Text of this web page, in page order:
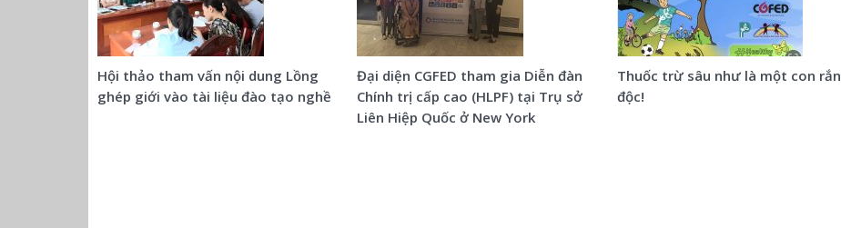
Hội thảo tham vấn nội dung Lồng
ghép giới vào tài liệu đào tạo nghề
Đại diện CGFED tham gia Diễn đàn
Chính trị cấp cao (HLPF) tại Trụ sở
Liên Hiệp Quốc ở New York
Thuốc trừ sâu như là một con rắn
độc!